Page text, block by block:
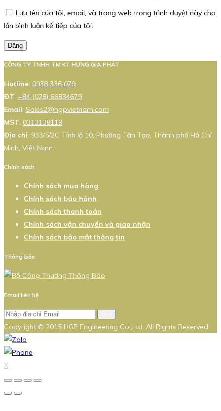
Lưu tên của tôi, email, và trang web trong trình duyệt này cho
lần bình luận kế tiếp của tôi.
Đăng
CÔNG TY TNHH TM KT HƯNG GIA PHÁT
Hotline: 0938 336 079
ĐT: +84 (028) 66834679
Email: Sales2@hgpvietnam.com
MST: 0313138119
Địa chỉ: 933/5/2C Tỉnh lộ 10, Phường Tân Tạo, Thành phố Hồ Chí
Minh, Việt Nam.
Chính sách
Chính sách mua hàng
Chính sách bảo hành
Chính sách thanh toán
Chính sách vận chuyển và giao nhận
Chính sách bảo mật thông tin
Thông báo
Email liên hệ
Copyright © 2015 HGP Engineering Co.,Ltd. All Rights Reserved
X